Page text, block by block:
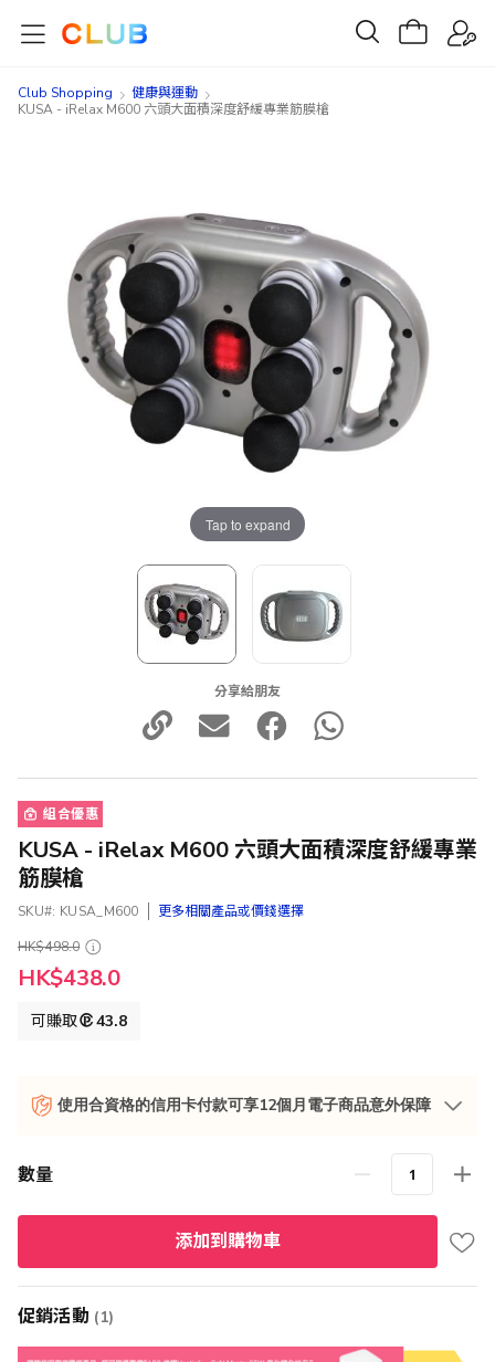
Club Shopping
健康與運動
KUSA - iRelax M600 六頭大面積深度舒緩專業筋膜槍
Tap to expand
分享給朋友
組合優惠
KUSA - iRelax M600 六頭大面積深度舒緩專業
筋膜槍
SKU KUSA_M600
更多相關產品或價錢選擇
HK$498.0
特
殊HK$438.0
可賺取 43.8
使用合資格的信用卡付款可享12個月電子商品意外保障
數量
添加到購物車
促銷活動 (1)